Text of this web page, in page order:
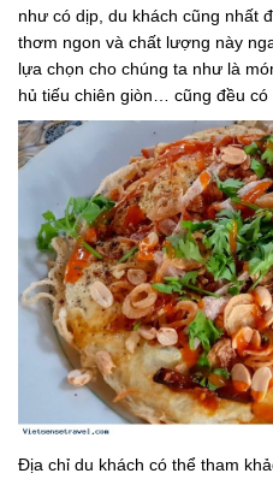
như có dịp, du khách cũng nhất
thơm ngon và chất lượng này
lựa chọn cho chúng ta như là
hủ tiếu chiên giòn… cũng đều có
Địa chỉ du khách có thể tham